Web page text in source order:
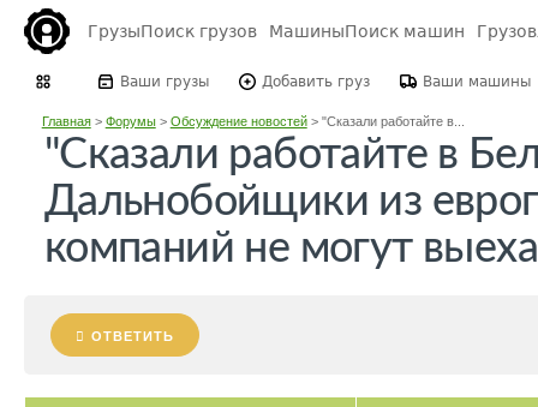
ГрузыПоиск грузов МашиныПоиск машин
Ваши грузы Добавить груз Ваши машины
Главная> Форумы> Обсуждение новостей> "Сказали работайте в...
"Сказали работайте в
Дальнобойщики из
компаний не могут
ОТВЕТИТЬ